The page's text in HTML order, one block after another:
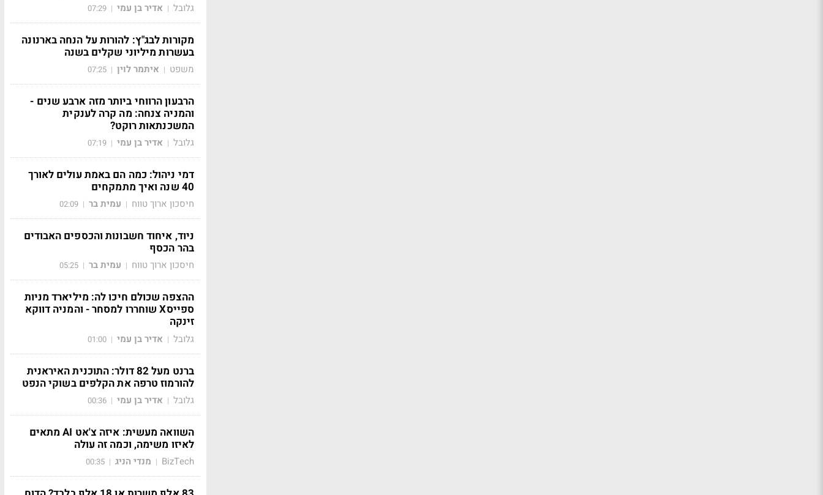
גלובל | אדיר בן עמי |
07:29
מקורות לבג"ץ: להורות על הנחה בארנונה
בעשרות מיליוני שקלים בשנה
משפט | איתמר לוין |
07:25
הרבעון הרווחי ביותר מזה ארבע שנים -
והמניה צנחה: מה קרה לענקית
המשכנתאות רוקט?
גלובל | אדיר בן עמי |
07:19
דמי ניהול: כמה הם באמת עולים לאורך
40 שנה ואיך מתמקחים
חיסכון ארוך טווח | עמית בר |
02:09
ניוד, איחוד חשבונות והכספים האבודים
בהר הכסף
חיסכון ארוך טווח | עמית בר |
05:25
ההצפה שכולם חיכו לה: מיליארד מניות
ספייסX שוחררו למסחר - והמניה דווקא
זינקה
גלובל | אדיר בן עמי |
01:00
ברנט מעל 82 דולר: התוכנית האיראנית
להורמוז טרפה את הקלפים בשוקי הנפט
גלובל | אדיר בן עמי |
00:36
השוואה מעשית: איזה צ'אט AI מתאים
לאיזו משימה, וכמה זה עולה
BizTech
| מנדי הניג |
00:35